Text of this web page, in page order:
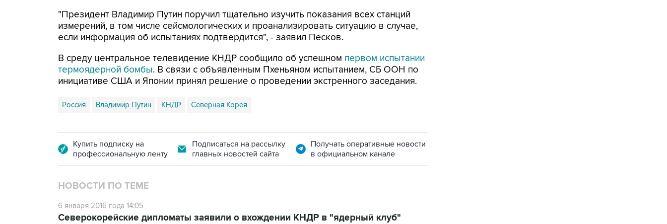
"Президент Владимир Путин поручил тщательно изучить показания всех станций
измерений, в том числе сейсмологических и проанализировать ситуацию в случае,
если информация об испытаниях подтвердится", - заявил Песков.
В среду центральное телевидение КНДР сообщило об успешном первом испытании
термоядерной бомбы. В связи с объявленным Пхеньяном испытанием, СБ ООН по
инициативе США и Японии принял решение о проведении экстренного заседания.
Россия Владимир Путин КНДР Северная Корея
Купить подписку на
профессиональную ленту
Подписаться на рассылку
главных новостей сайта
Получать оперативные новости
в официальном канале
НОВОСТИ ПО ТЕМЕ
6 января 2016 года 14:05
Северокорейские дипломаты заявили о вхождении КНДР в "ядерный клуб"